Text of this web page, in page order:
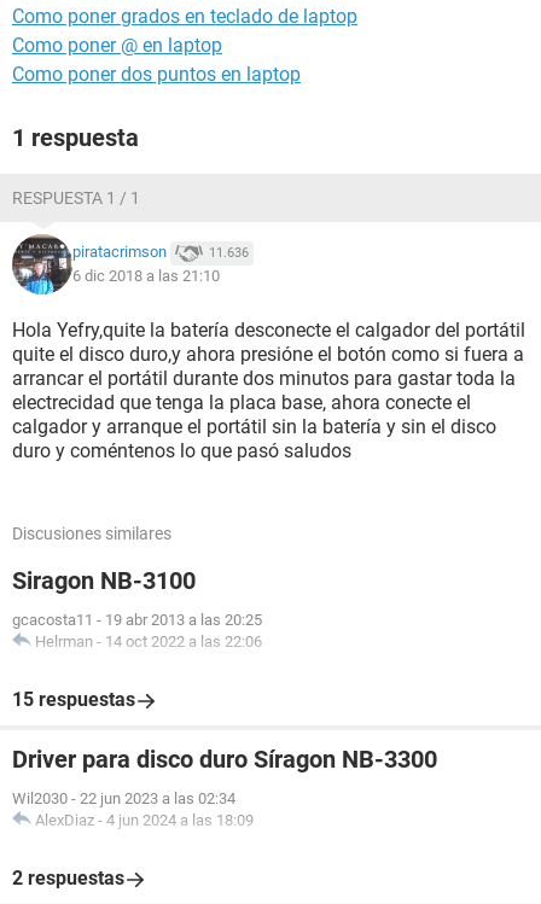
Como poner grados en teclado de laptop
Como poner @ en laptop
Como poner dos puntos en laptop
1 respuesta
RESPUESTA 1 / 1
piratacrimson 11.636
6 dic 2018 a las 21:10
Hola Yefry,quite la batería desconecte el calgador del portátil
quite el disco duro,y ahora presióne el botón como si fuera a
arrancar el portátil durante dos minutos para gastar toda la
electrecidad que tenga la placa base, ahora conecte el
calgador y arranque el portátil sin la batería y sin el disco
duro y coméntenos lo que pasó saludos
Discusiones similares
Siragon NB-3100
gcacosta11 - 19 abr 2013 a las 20:25
Helrman - 14 oct 2022 a las 22:06
15 respuestas
Driver para disco duro Síragon NB-3300
Wil2030 - 22 jun 2023 a las 02:34
AlexDiaz - 4 jun 2024 a las 18:09
2 respuestas